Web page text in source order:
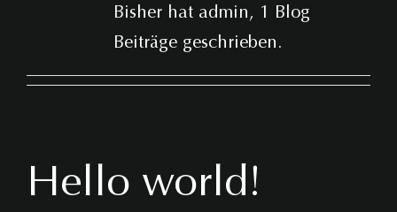
Bisher hat admin, 1 Blog
Beiträge geschrieben.
Hello world!